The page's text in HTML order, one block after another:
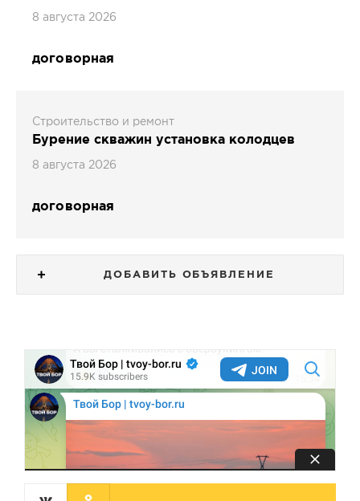
ДОБАВИТЬ ОБЪЯВЛЕНИЕ
8 августа 2026
договорная
Строительство и ремонт
Бурение скважин установка колодцев
8 августа 2026
договорная